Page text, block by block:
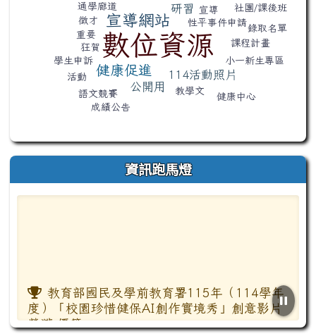
通學廊道
徵才
宣導網站
研習 宣導 社團/課後班
重要 數位資源
性平事件申請
錄取名單
學生申訴
狂賀 課程計畫
活動 健康促進
公開用
114活動照片
小一新生專區
語文競賽
教學文
成績公告
健康中心
資訊跑馬燈
教育部國民及學前教育署115年（114學年
度）「校園珍惜健保AI創作實境秀」創意影片
榮獲-優等